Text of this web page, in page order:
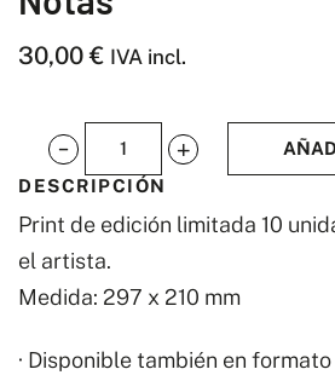
30,00€ IVA incl.
Notas
cantidad
DESCRIPCIÓN
Print de edición limitada 10
el artista.
Medida: 297 x 210 mm
· Disponible también en